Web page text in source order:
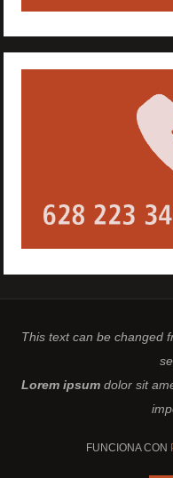
This text can be changed
Lorem ipsumdolor sit
FUNCIONA CON